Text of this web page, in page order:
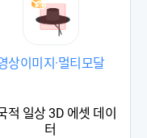
상이미지·멀티모달
적 일상 3D 에셋 데이
터